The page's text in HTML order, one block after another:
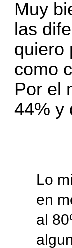
Muy
las
quiero
como
Por el
44% y
Lo
en
al